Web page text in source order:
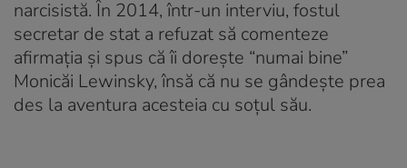
narcisistă. În 2014, într-un interviu, fostul
secretar de stat a refuzat să comenteze
afirmația și spus că îi dorește “numai bine”
Monicăi Lewinsky, însă că nu se gândește prea
des la aventura acesteia cu soțul său.